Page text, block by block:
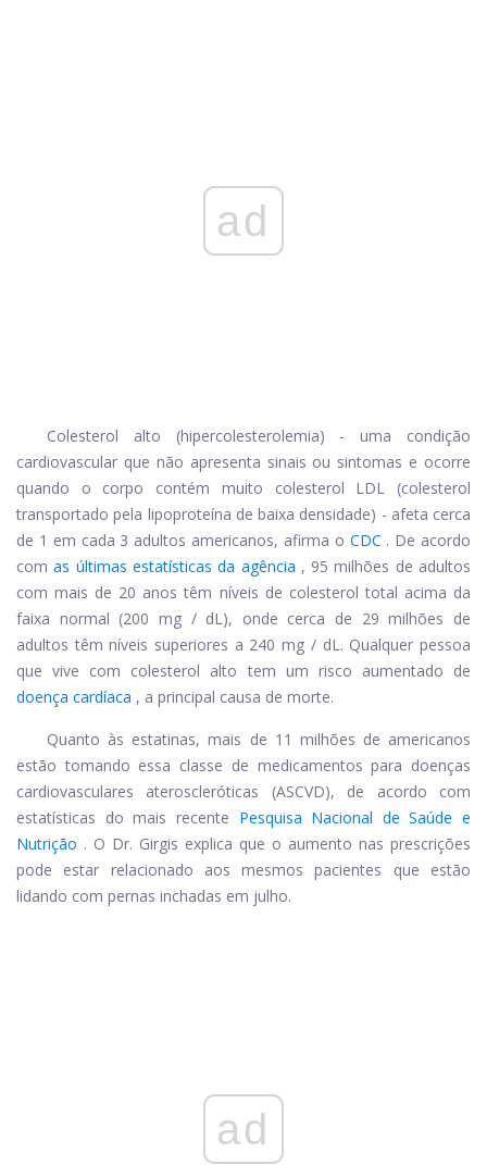
ad
Colesterol alto (hipercolesterolemia) - uma condição
cardiovascular que não apresenta sinais ou sintomas e ocorre
quando o corpo contém muito colesterol LDL (colesterol
transportado pela lipoproteína de baixa densidade) - afeta cerca
de 1 em cada 3 adultos americanos, afirma o CDC . De acordo
com as últimas estatísticas da agência , 95 milhões de adultos
com mais de 20 anos têm níveis de colesterol total acima da
faixa normal (200 mg / dL), onde cerca de 29 milhões de
adultos têm níveis superiores a 240 mg / dL. Qualquer pessoa
que vive com colesterol alto tem um risco aumentado de
doença cardíaca , a principal causa de morte.
Quanto às estatinas, mais de 11 milhões de americanos
estão tomando essa classe de medicamentos para doenças
cardiovasculares ateroscleróticas (ASCVD), de acordo com
estatísticas do mais recente Pesquisa Nacional de Saúde e
Nutrição . O Dr. Girgis explica que o aumento nas prescrições
pode estar relacionado aos mesmos pacientes que estão
lidando com pernas inchadas em julho.
ad